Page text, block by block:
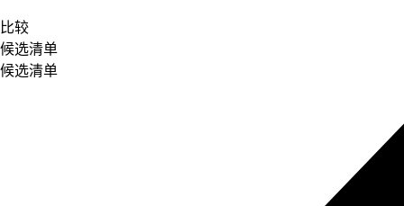
比较
候选清单
候选清单